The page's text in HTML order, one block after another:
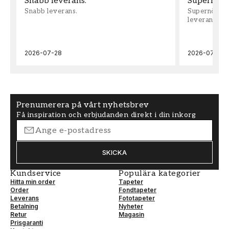
Blommig
Snabb leverans.
2026-07-28
leveran,
2026-07-22
Prenumerera på vårt nyhetsbrev
Få inspiration och erbjudanden direkt i din inkorg
SKICKA
Kundservice
Hitta min order
Order
Leverans
Betalning
Retur
Prisgaranti
Populära kategorier
Tapeter
Fondtapeter
Fototapeter
Nyheter
Magasin